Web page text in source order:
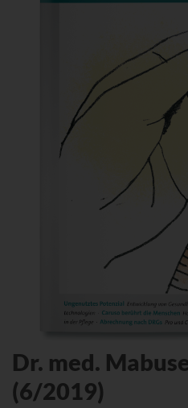
Dr. med.
(6/2019)